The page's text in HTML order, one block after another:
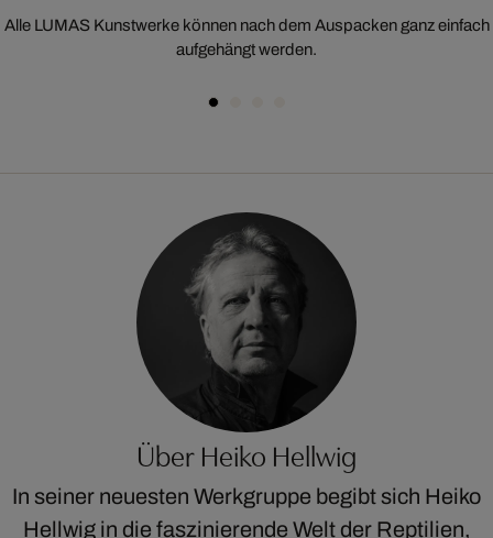
Alle LUMAS Kunstwerke können nach dem Auspacken ganz einfach
aufgehängt werden.
Über Heiko Hellwig
In seiner neuesten Werkgruppe begibt sich Heiko
Hellwig in die faszinierende Welt der Reptilien,